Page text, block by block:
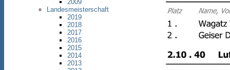
2009
Landesmeisterschaft
2019
2018
2017
2016
2015
2014
2013